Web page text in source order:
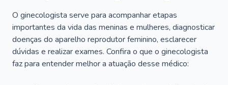
O ginecologista serve para acompanhar etapas
importantes da vida das meninas e mulheres, diagnosticar
doenças do aparelho reprodutor feminino, esclarecer
dúvidas e realizar exames. Confira o que o ginecologista
faz para entender melhor a atuação desse médico: